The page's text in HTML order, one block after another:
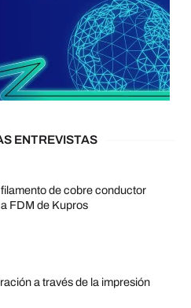
ENTREVISTAS
de cobre conductor
FDM de Kupros
a través de la impresión